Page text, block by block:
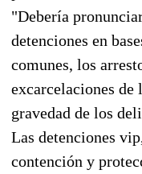
"Debería
detenciones en
comunes, los
excarcelaciones de
gravedad de los
Las detenciones
contención y